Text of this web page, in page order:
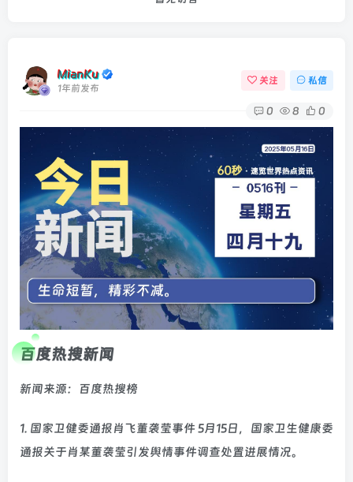
MianKu
1年前发布
关注 私信
0 8 0
百度热搜新闻
新闻来源：百度热搜榜
1. 国家卫健委通报肖飞董袭莹事件 5月15日，国家卫生健康委
通报关于肖某董袭莹引发舆情事件调查处置进展情况。